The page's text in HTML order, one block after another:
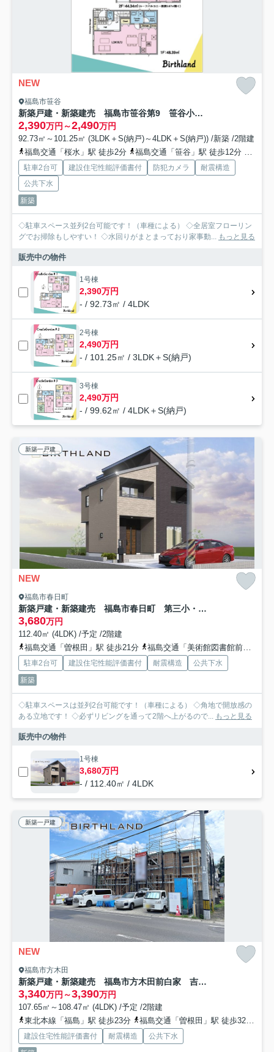
NEW
福島市笹谷
新築戸建・新築建売 福島市笹谷第9 笹谷小・信陵中
2,390万円～2,490万円
92.73㎡～101.25㎡ (3LDK＋S(納戸)～4LDK＋S(納戸)) /新築 /2階建
福島交通「桜水」駅 徒歩2分
福島交通「笹谷」駅 徒歩12分 福島
駐車2台可 建設住宅性能評価書付 防犯カメラ
耐震構造
公共下水
新築
◇駐車スペース並列2台可能です！（車種による） ◇全居室フローリン
グでお掃除もしやすい！ ◇水回りがまとまっており家事動... もっと見る
販売中の物件
1号棟
2,390万円
- / 92.73㎡ / 4LDK
2号棟
2,490万円
- / 101.25㎡ / 3LDK＋S(納戸)
3号棟
2,490万円
- / 99.62㎡ / 4LDK＋S(納戸)
新築一戸建
NEW
福島市春日町
新築戸建・新築建売 福島市春日町 第三小・第二中
3,680万円
112.40㎡ (4LDK) /予定 /2階建
福島交通「曽根田」駅 徒歩21分
福島交通「美術館図書館前」駅 徒歩21分
駐車2台可 建設住宅性能評価書付 耐震構造
公共下水
新築
◇駐車スペースは並列2台可能です！（車種による） ◇角地で開放感の
ある立地です！ ◇必ずリビングを通って2階へ上がるので... もっと見る
販売中の物件
1号棟
3,680万円
- / 112.40㎡ / 4LDK
新築一戸建
NEW
福島市方木田
新築戸建・新築建売 福島市方木田前白家 吉井田小・第一中
3,340万円～3,390万円
107.65㎡～108.47㎡ (4LDK) /予定 /2階建
東北本線「福島」駅 徒歩23分
福島交通「曽根田」駅 徒歩32分
建設住宅性能評価書付 耐震構造
公共下水